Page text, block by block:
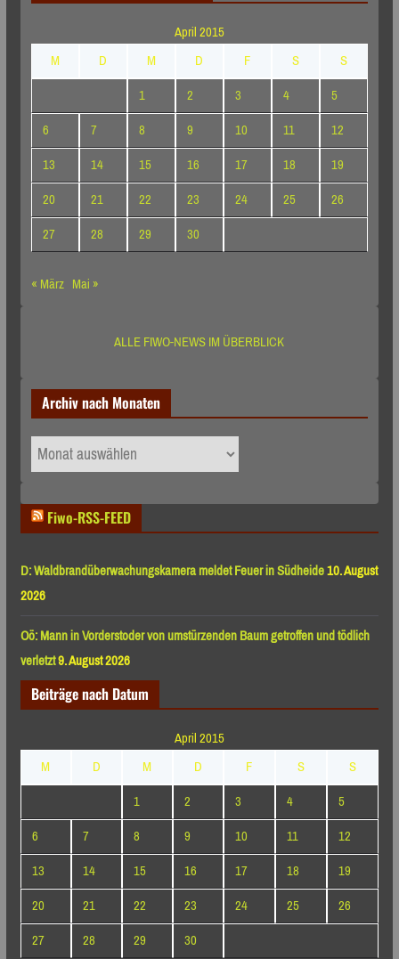
April 2015
M
D M D F S
S
1
2 3 4
5
6
7 8 9 10 11
12
13
14 15 16 17 18
19
20
21 22 23 24 25
26
27
28 29
30
« März Mai »
ALLE FIWO-NEWS IM ÜBERBLICK
Archiv nach Monaten
Archiv
nach
Fiwo-RSS-FEED
D: Waldbrandüberwachungskamera meldet Feuer in Südheide10. August
2026
Oö: Mann in Vorderstoder von umstürzenden Baum getroffen und tödlich
verletzt9. August 2026
Beiträge nach Datum
April 2015
M
D M D F S
S
1
2 3 4
5
6
7 8 9 10 11
12
13
14 15 16 17 18
19
20
21 22 23 24 25
26
27
28 29 30